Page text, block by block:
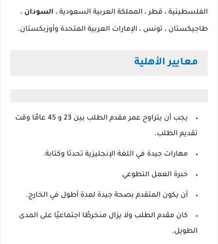
الفلسطينية ، قطر ، المملكة العربية السعودية ، السودان ،
طاجيكستان ، تونس ، الإمارات العربية المتحدة وأوزبكستان.
معايير الأهلية
يجب أن يتراوح عمر مقدم الطلب بين 23 و 45 عامًا وقت
تقديم الطلب.
مهارات جيدة في اللغة الإنجليزية تحدثا وكتابة.
خبرة العمل التطوعي
أن يكون المتقدم بصحة جيدة لمدة أطول في الخارج.
كان مقدم الطلب ولا يزال منخرطًا اجتماعيًا على المدى
الطويل.